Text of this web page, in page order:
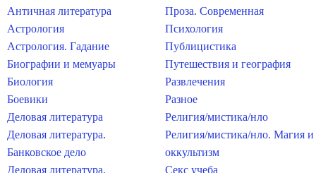
Античная литература
Астрология
Астрология. Гадание
Биографии и мемуары
Биология
Боевики
Деловая литература
Деловая литература.
Банковское дело
Деловая литература.
Проза. Современная
Психология
Публицистика
Путешествия и география
Развлечения
Разное
Религия/мистика/нло
Религия/мистика/нло. Магия и
оккультизм
Секс учеба